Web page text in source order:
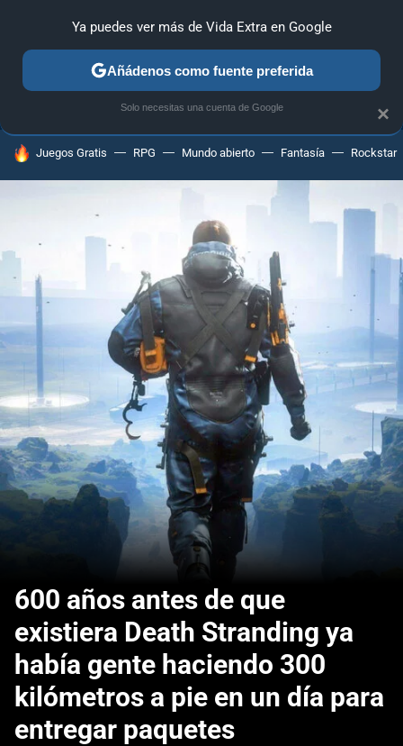
ANÁLISIS GUÍAS Y TRUCOS PC SONY NINTENDO
HOY SE HABLA DE
Juegos Gratis RPG Mundo abierto Fantasía Rockstar
600 años antes de que
existiera Death Stranding ya
había gente haciendo 300
kilómetros a pie en un día para
entregar paquetes
×
Ya puedes ver más de Vida Extra en Google
Añádenos como fuente preferida
Solo necesitas una cuenta de Google